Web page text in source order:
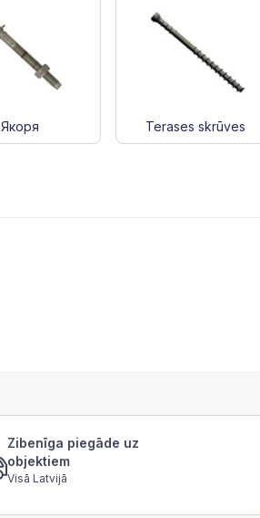
Якоря Terases skrūves
Zibenīga piegāde uz
objektiem
Visā Latvijā